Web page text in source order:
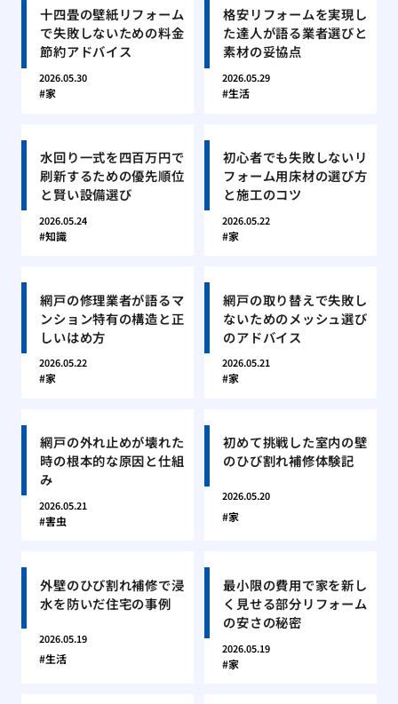
十四畳の壁紙リフォーム
で失敗しないための料金
節約アドバイス
2026.05.30
家
格安リフォームを実現し
た達人が語る業者選びと
素材の妥協点
2026.05.29
生活
水回り一式を四百万円で
刷新するための優先順位
と賢い設備選び
2026.05.24
知識
初心者でも失敗しないリ
フォーム用床材の選び方
と施工のコツ
2026.05.22
家
網戸の修理業者が語るマ
ンション特有の構造と正
しいはめ方
2026.05.22
家
網戸の取り替えで失敗し
ないためのメッシュ選び
のアドバイス
2026.05.21
家
網戸の外れ止めが壊れた
時の根本的な原因と仕組
み
2026.05.21
害虫
初めて挑戦した室内の壁
のひび割れ補修体験記
2026.05.20
家
外壁のひび割れ補修で浸
水を防いだ住宅の事例
2026.05.19
生活
最小限の費用で家を新し
く見せる部分リフォーム
の安さの秘密
2026.05.19
家